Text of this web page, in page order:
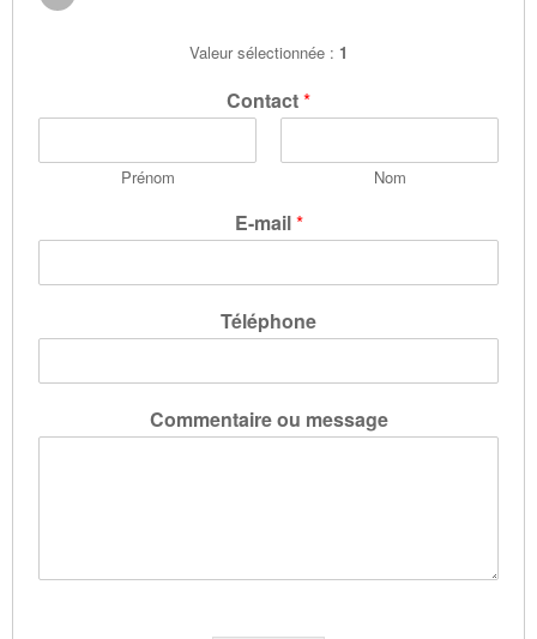
Valeur sélectionnée : 1
Contact*
Prénom Nom
E-mail*
Téléphone
Commentaire ou message